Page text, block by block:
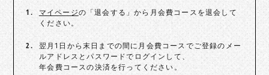
1. マイページの「退会する」から月会費コースを退会して
ください。
2.
翌月1日から末日までの間に月会費コースでご登録のメー
ルアドレスとパスワードでログインして、
年会費コースの決済を行ってください。